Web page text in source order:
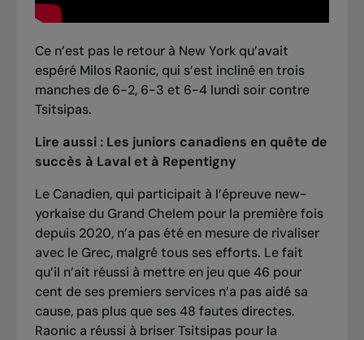
Ce n’est pas le retour à New York qu’avait
espéré Milos Raonic, qui s’est incliné en trois
manches de 6-2, 6-3 et 6-4 lundi soir contre
Tsitsipas.
Lire aussi : Les juniors canadiens en quête de
succès à Laval et à Repentigny
Le Canadien, qui participait à l’épreuve new-
yorkaise du Grand Chelem pour la première fois
depuis 2020, n’a pas été en mesure de rivaliser
avec le Grec, malgré tous ses efforts. Le fait
qu’il n’ait réussi à mettre en jeu que 46 pour
cent de ses premiers services n’a pas aidé sa
cause, pas plus que ses 48 fautes directes.
Raonic a réussi à briser Tsitsipas pour la